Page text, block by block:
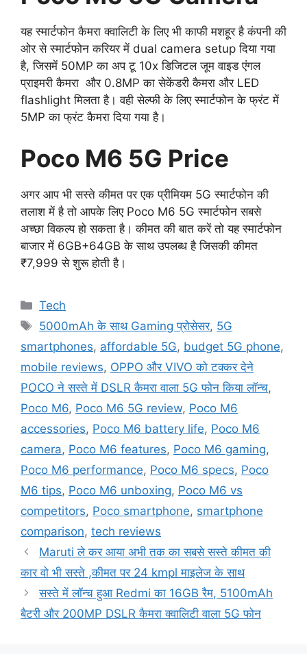
यह स्मार्टफोन कैमरा क्वालिटी के लिए भी काफी मशहूर है कंपनी की
ओर से स्मार्टफोन करियर में dual camera setup दिया गया
है, जिसमें 50MP का अप टू 10x डिजिटल जूम वाइड एंगल
प्राइमरी कैमरा और 0.8MP का सेकेंडरी कैमरा और LED
flashlight मिलता है। वही सेल्फी के लिए स्मार्टफोन के फ्रंट में
5MP का फ्रंट कैमरा दिया गया है।
Poco M6 5G Price
अगर आप भी सस्ते कीमत पर एक प्रीमियम 5G स्मार्टफोन की
तलाश में है तो आपके लिए Poco M6 5G स्मार्टफोन सबसे
अच्छा विकल्प हो सकता है। कीमत की बात करें तो यह स्मार्टफोन
बाजार में 6GB+64GB के साथ उपलब्ध है जिसकी कीमत
₹7,999 से शुरू होती है।
Categories
Tech
Tags
5000mAh के साथ Gaming प्रोसेसर, 5G
smartphones, affordable 5G, budget 5G phone,
mobile reviews, OPPO और VIVO को टक्कर देने
POCO ने सस्ते में DSLR कैमरा वाला 5G फोन किया लॉन्च,
Poco M6, Poco M6 5G review, Poco M6
accessories, Poco M6 battery life, Poco M6
camera, Poco M6 features, Poco M6 gaming,
Poco M6 performance, Poco M6 specs, Poco
M6 tips, Poco M6 unboxing, Poco M6 vs
competitors, Poco smartphone, smartphone
comparison, tech reviews
Maruti ले कर आया अभी तक का सबसे सस्ते कीमत की
कार वो भी सस्ते ,कीमत पर 24 kmpl माइलेज के साथ
सस्ते में लॉन्च हुआ Redmi का 16GB रैम, 5100mAh
बैटरी और 200MP DSLR कैमरा क्वालिटी वाला 5G फोन